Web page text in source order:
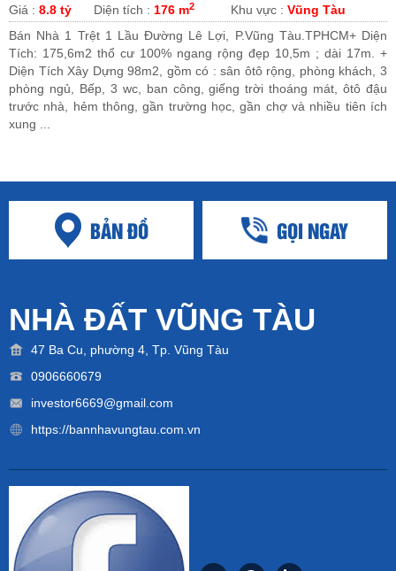
Diện tích :176 m2 Khu vực :
Vũng Tàu
1 Trệt 1 Lầu Đường Lê Lợi, P.Vũng Tàu.TPHCM+ Diện
thổ cư 100% ngang rộng đẹp 10,5m ; dài 17m. +
Xây Dựng 98m2, gồm có : sân ôtô rộng, phòng khách, 3
Bếp, 3 wc, ban công, giếng trời thoáng mát, ôtô đậu
hẻm thông, gần trường học, gần chợ và nhiều tiên ích
Giá :
Bán nhà
NHỎ
TÀU-
BẢN ĐỒ GỌI NGAY
NHÀ ĐẤT VŨNG TÀU
47 Ba Cu, phường 4, Tp. Vũng Tàu
0906660679
investor6669@gmail.com
https://bannhavungtau.com.vn